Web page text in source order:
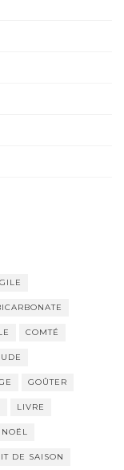
COMTÉ
GOÛTER
LIVRE
NOËL
DE SAISON